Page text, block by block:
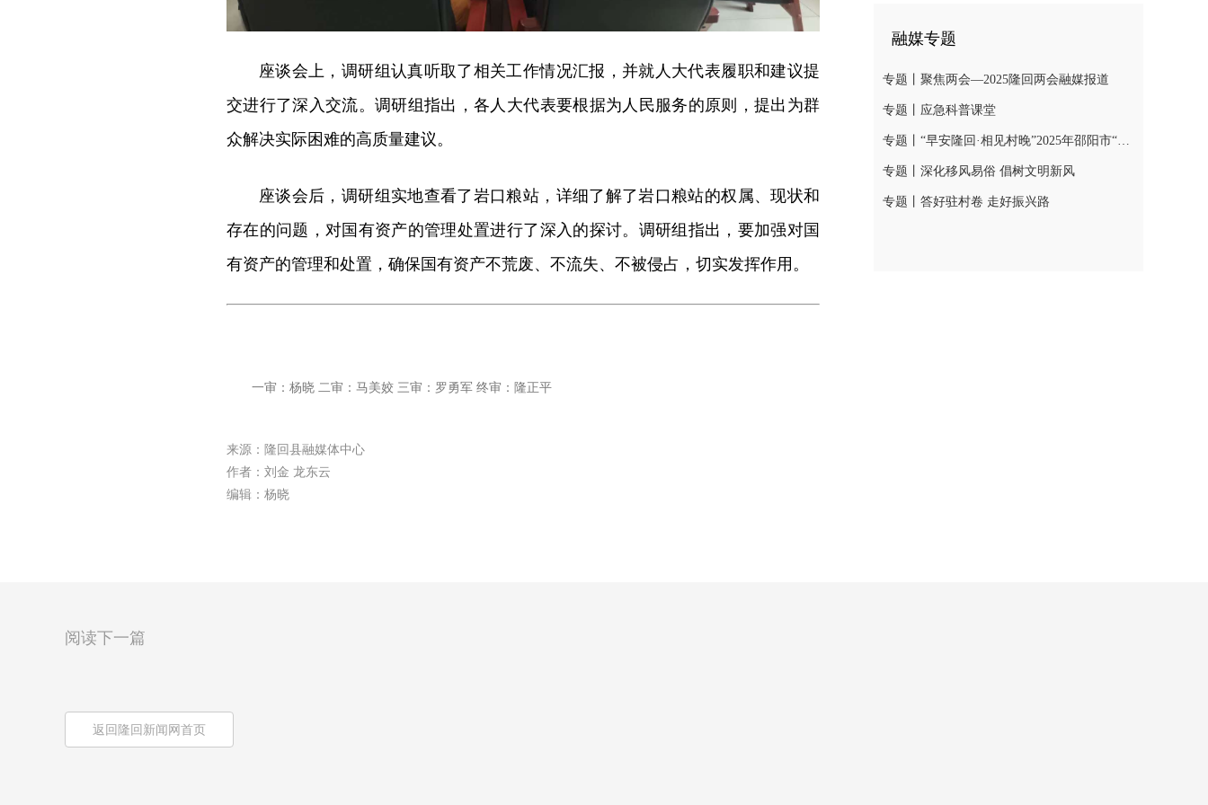
座谈会上，调研组认真听取了相关工作情况汇报，并就人大代表履职和建议提
交进行了深入交流。调研组指出，各人大代表要根据为人民服务的原则，提出为群
众解决实际困难的高质量建议。
座谈会后，调研组实地查看了岩口粮站，详细了解了岩口粮站的权属、现状和
存在的问题，对国有资产的管理处置进行了深入的探讨。调研组指出，要加强对国
有资产的管理和处置，确保国有资产不荒废、不流失、不被侵占，切实发挥作用。
一审：杨晓 二审：马美姣 三审：罗勇军 终审：隆正平
来源：隆回县融媒体中心
作者：刘金 龙东云
编辑：杨晓
融媒专题
专题丨聚焦两会—2025隆回两会融媒报道
专题丨应急科普课堂
专题丨“早安隆回·相见村晚”2025年邵阳市“我们的节日·春节”村晚示范展示活动
专题丨深化移风易俗 倡树文明新风
专题丨答好驻村卷 走好振兴路
阅读下一篇
返回隆回新闻网首页